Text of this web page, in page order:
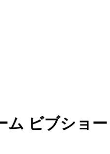
ム ビブショー